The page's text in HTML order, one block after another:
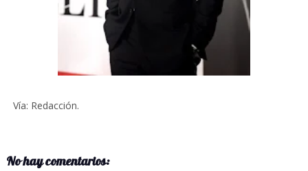
Vía: Redacción.
No hay comentarios: